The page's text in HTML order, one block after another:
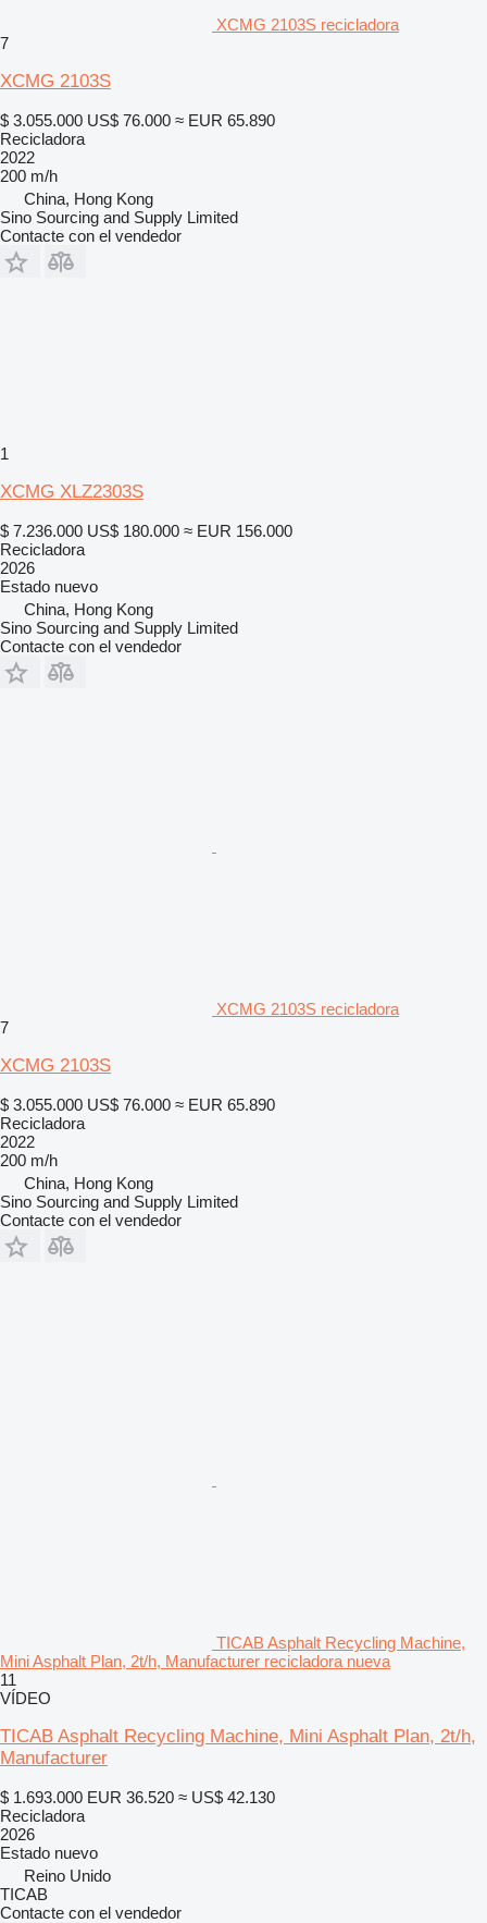
XCMG 2103S recicladora
7
XCMG 2103S
$ 3.055.000 US$ 76.000 ≈ EUR 65.890
Recicladora
2022
200 m/h
China, Hong Kong
Sino Sourcing and Supply Limited
Contacte con el vendedor
1
XCMG XLZ2303S
$ 7.236.000 US$ 180.000 ≈ EUR 156.000
Recicladora
2026
Estado nuevo
China, Hong Kong
Sino Sourcing and Supply Limited
Contacte con el vendedor
XCMG 2103S recicladora
7
XCMG 2103S
$ 3.055.000 US$ 76.000 ≈ EUR 65.890
Recicladora
2022
200 m/h
China, Hong Kong
Sino Sourcing and Supply Limited
Contacte con el vendedor
TICAB Asphalt Recycling Machine,
Mini Asphalt Plan, 2t/h, Manufacturer recicladora nueva
11
VÍDEO
TICAB Asphalt Recycling Machine, Mini Asphalt Plan, 2t/h,
Manufacturer
$ 1.693.000 EUR 36.520 ≈ US$ 42.130
Recicladora
2026
Estado nuevo
Reino Unido
TICAB
Contacte con el vendedor